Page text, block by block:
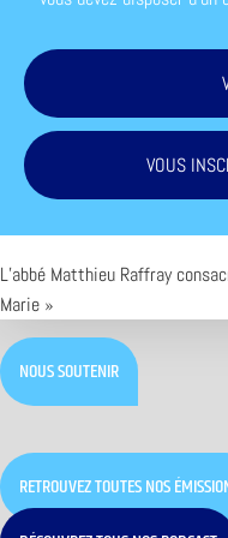
VOUS
L’abbé Matthieu Raffray
Marie »
NOUS SOUTENIR
RETROUVEZ TOUTES NOS